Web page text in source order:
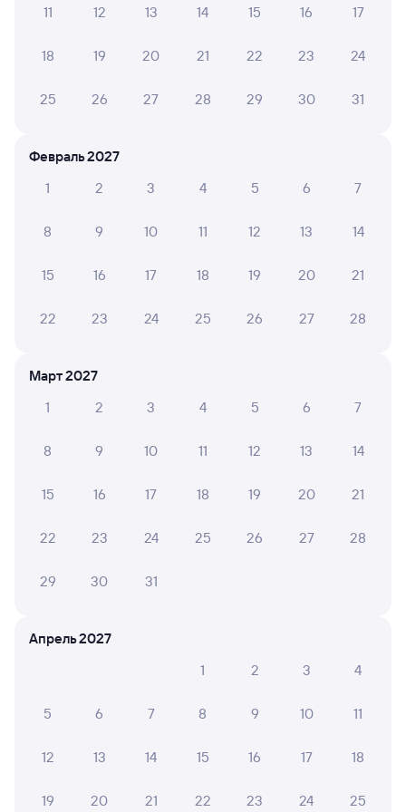
Железнодорожные билеты до Тяжинского
Мы используем cookies для более удобной работы
11 12 13 14 15 16 17
18 19 20 21 22 23 24
25 26 27 28 29 30 31
Февраль 2027
1
2 3 4 5 6 7
8 9 10 11 12 13 14
15 16 17 18 19 20 21
22 23 24 25 26 27 28
Март 2027
1
2 3 4 5 6 7
8 9 10 11 12 13 14
15 16 17 18 19 20 21
22 23 24 25 26 27 28
29 30 31
Апрель 2027
1
2 3 4
5 6 7 8 9 10 11
12 13 14 15 16 17 18
19 20 21 22 23 24 25